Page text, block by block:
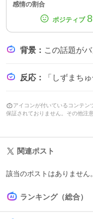
感情の割合
背景 ： この話題がバズっている理由は、人気ストリーマーのしずまち
反応 ： 「しずまちゅ合流で心強い」や「がんばれ日本」などの声が多数。「しず
アイコンが付いているコンテン
保証されておりません。その他注
関連ポスト
該当のポストはありません。
ランキング（総合）